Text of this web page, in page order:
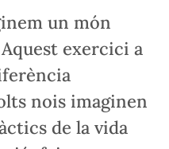
un món
exercici a
nois imaginen
de la vida